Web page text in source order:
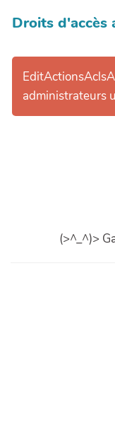
Droits d'accès
administrateurs
(>^_^)>